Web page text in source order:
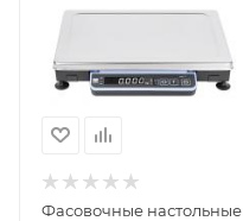
Фасовочные настольные